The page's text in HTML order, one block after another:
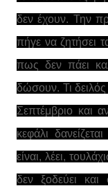
δεν έχουν. Την
πήγε να ζητήσει
πως δεν πάει
δώσουν. Τι
Σεπτέμβριο και
κεφάλι
είναι, λέει,
δεν ξοδεύει και